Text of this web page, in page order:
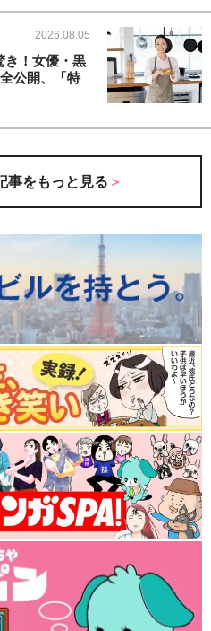
2026.08.05
き！女優・黒
公開、「特
事をもっと見る